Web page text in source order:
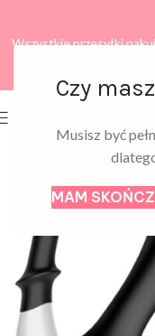
Czy
Musisz być
MAM
Wszystkie przesyłki